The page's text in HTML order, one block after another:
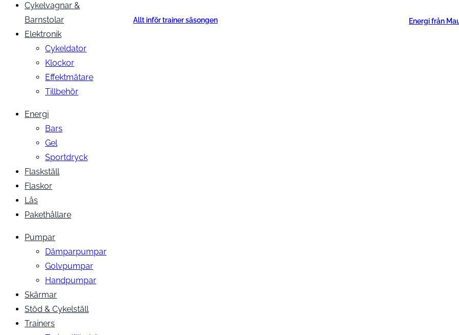
Cykelvagnar &
Barnstolar
Elektronik
Cykeldator
Klockor
Effektmätare
Tillbehör
Energi
Bars
Gel
Sportdryck
Flaskställ
Flaskor
Lås
Pakethållare
Pumpar
Dämparpumpar
Golvpumpar
Handpumpar
Skärmar
Stöd & Cykelställ
Trainers
Allt inför trainer säsongen Energi från